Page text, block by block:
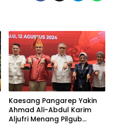
Kaesang Pangarep Yakin
Ahmad Ali-Abdul Karim
Aljufri Menang Pilgub